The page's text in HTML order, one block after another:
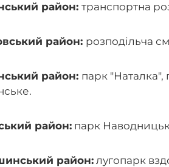
район:транспортна
район: розподільча
район: парк "Наталка",
район: парк
район: лугопарк